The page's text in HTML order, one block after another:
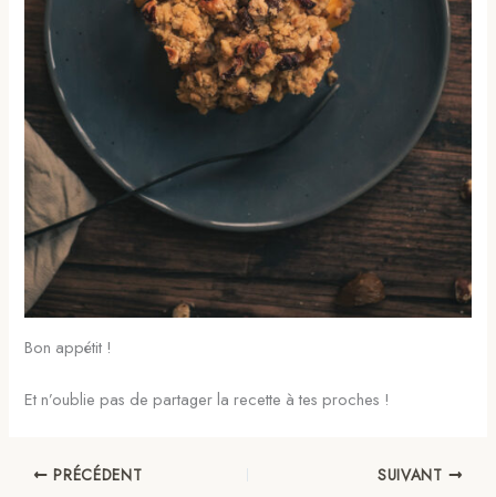
Bon appétit !
Et n’oublie pas de partager la recette à tes proches !
PRÉCÉDENT SUIVANT